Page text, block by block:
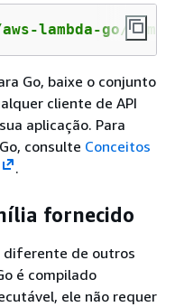
lambda-go/
Go, baixe o conjunto
cliente de API
aplicação. Para
consulte Conceitos
.
fornecido
diferente de outros
é compilado
ele não requer